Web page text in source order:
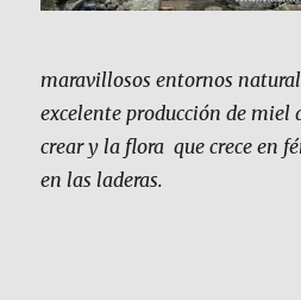
maravillosos entornos
excelente producción de miel
crear y la flora que crece en
en las laderas.